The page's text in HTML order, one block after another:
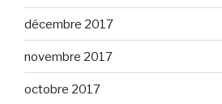
décembre 2017
novembre 2017
octobre 2017